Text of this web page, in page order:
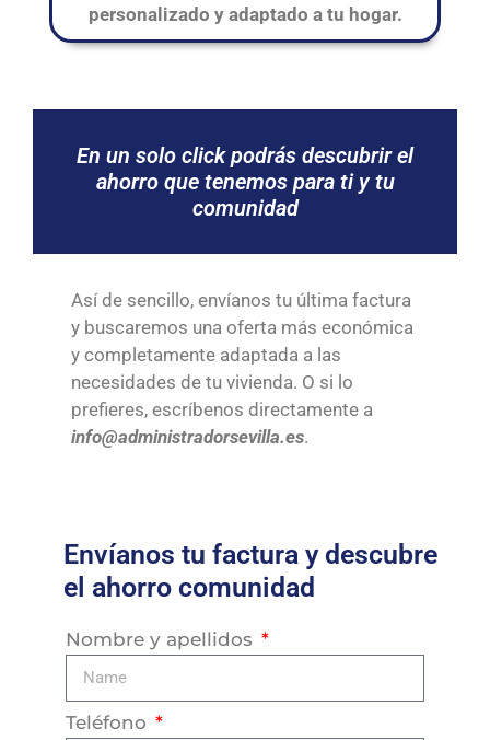
personalizado y adaptado a tu hogar.
En un solo click podrás descubrir el
ahorro que tenemos para ti y tu
comunidad
Así de sencillo, envíanos tu última factura
y buscaremos una oferta más económica
y completamente adaptada a las
necesidades de tu vivienda. O si lo
prefieres, escríbenos directamente a
info@administradorsevilla.es.
Envíanos tu factura y descubre
el ahorro comunidad
Nombre y apellidos
Teléfono